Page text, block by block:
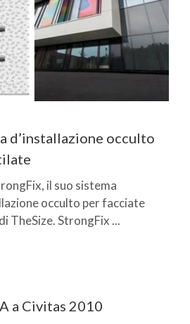
d’installazione occulto
il suo sistema
occulto per facciate
TheSize. StrongFix ...
a Civitas 2010